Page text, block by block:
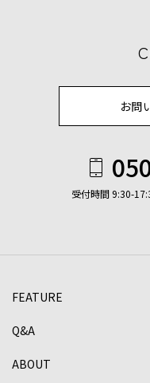
お問
受付時間 9:30-
FEATURE
Q&A
ABOUT